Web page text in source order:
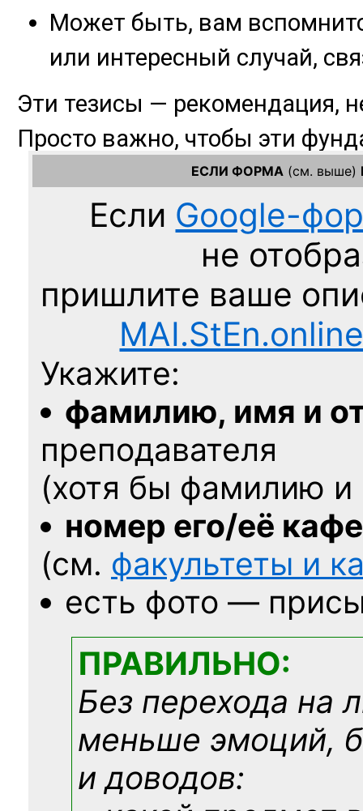
ЕСЛИ ФОРМА (см. выше)
Если Google-
не
пришлите ваше
Укажите:
фамилию, имя и
преподавателя
(хотя бы фамилию
номер его/её
(см. факультеты и
есть фото —
ПРАВИЛЬНО:
Без перехода на
меньше эмоций,
и доводов: